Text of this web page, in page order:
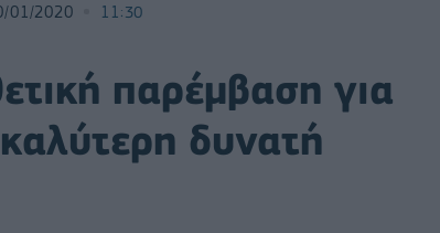
01/2020 11:30
παρέμβαση για
δυνατή